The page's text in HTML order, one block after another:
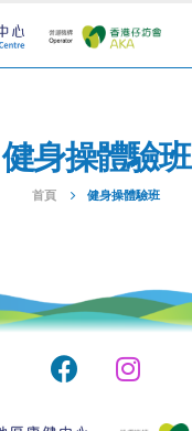
健身操體驗班
首頁 健身操體驗班